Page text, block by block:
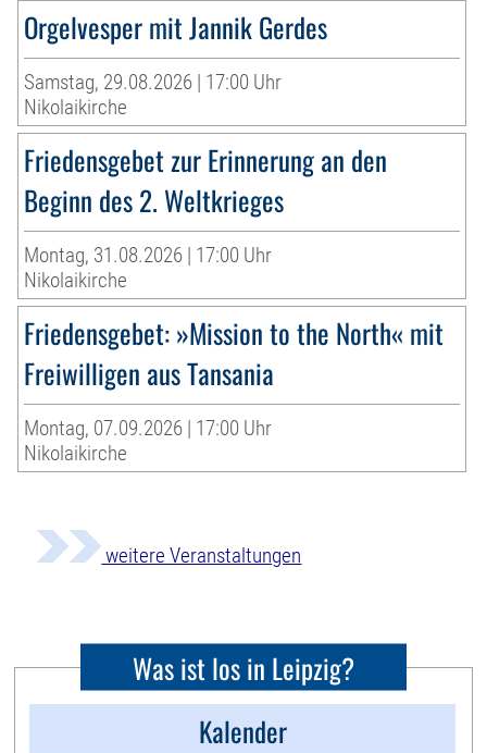
Orgelvesper mit Jannik Gerdes
Samstag, 29.08.2026 | 17:00 Uhr
Nikolaikirche
Friedensgebet zur Erinnerung an den
Beginn des 2. Weltkrieges
Montag, 31.08.2026 | 17:00 Uhr
Nikolaikirche
Friedensgebet: »Mission to the North« mit
Freiwilligen aus Tansania
Montag, 07.09.2026 | 17:00 Uhr
Nikolaikirche
weitere Veranstaltungen
Was ist los in Leipzig?
Kalender